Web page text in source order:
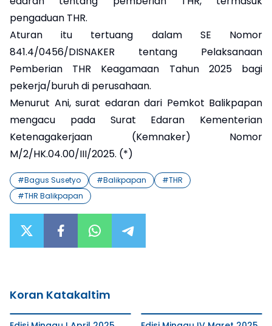
pengaduan THR.
Aturan itu tertuang dalam SE Nomor
841.4/0456/DISNAKER tentang Pelaksanaan
Pemberian THR Keagamaan Tahun 2025 bagi
pekerja/buruh di perusahaan.
Menurut Ani, surat edaran dari Pemkot Balikpapan
mengacu pada Surat Edaran Kementerian
Ketenagakerjaan (Kemnaker) Nomor
M/2/HK.04.00/III/2025. (*)
#Bagus Susetyo #Balikpapan #THR
#THR Balikpapan
Koran Katakaltim